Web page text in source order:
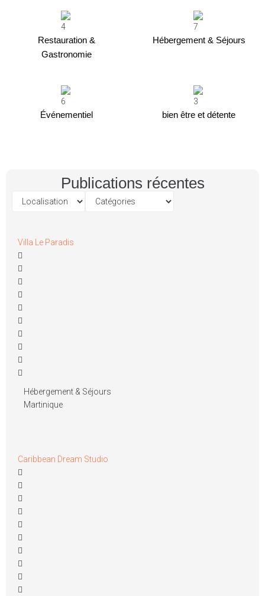
Restauration &
Gastronomie
Hébergement & Séjours
Événementiel bien être et détente
Publications récentes
Villa Le Paradis
Hébergement & Séjours
Martinique
Caribbean Dream Studio